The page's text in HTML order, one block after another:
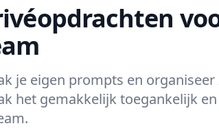
je eigen prompts en
het gemakkelijk toegankelijk